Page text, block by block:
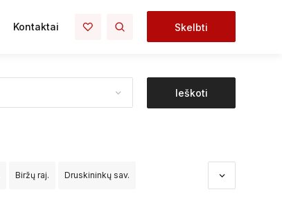
Kontaktai Skelbti
Ieškoti
Biržų raj. Druskininkų sav.